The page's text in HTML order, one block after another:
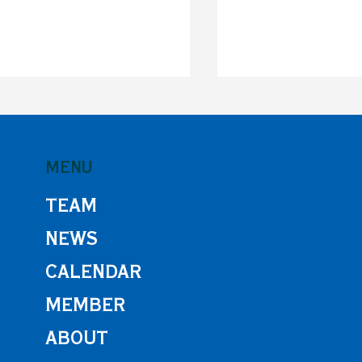
子サッカー部】Iリーグ
MENU
TEAM
NEWS
CALENDAR
MEMBER
ABOUT